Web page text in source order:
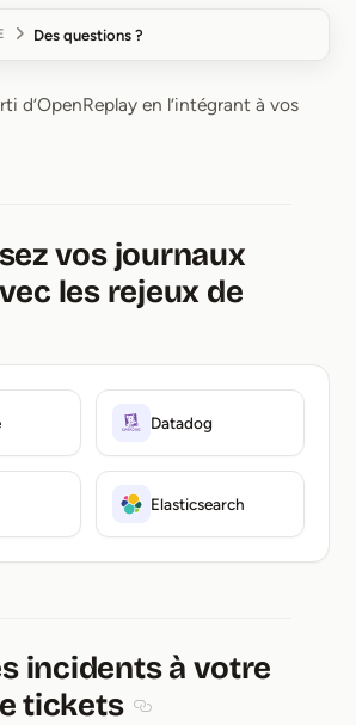
Des questions ?
d’OpenReplay en l’intégrant à vos
vos journaux
les rejeux de
Datadog
Elasticsearch
incidents à votre
tickets